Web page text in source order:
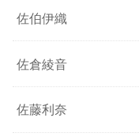
佐伯伊織
佐倉綾音
佐藤利奈